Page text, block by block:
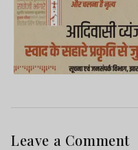
Leave a Comment